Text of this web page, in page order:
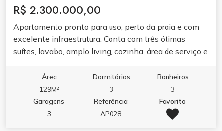
R$ 2.300.000,00
Apartamento pronto para uso, perto da praia e com
excelente infraestrutura. Conta com três ótimas
suítes, lavabo, amplo living, cozinha, área de serviço e
para o mar. Desfrute momentos únicos com sua
família e amigos e tenha a praia como quintal de
Área
129M²
Dormitórios
3
Banheiros
3
Garagens
3
Referência
AP028
Favorito